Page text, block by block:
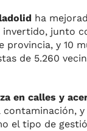
ha
junto
provincia, y 10
de 5.260
en calles y
el tipo de